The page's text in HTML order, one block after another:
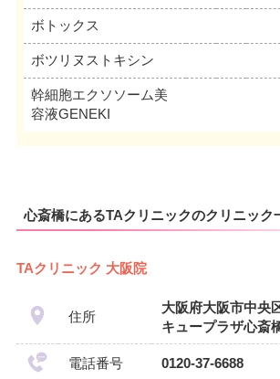
ボトックス
ボツリヌストキシン
幹細胞エクソソーム美
容液GENEKI
心斎橋にあるTAクリニックのクリニック
TAクリニック 大阪院
住所
大阪府大阪市中央
キュープラザ心斎
電話番号 0120-37-6688